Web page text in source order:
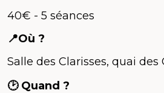
40€ - 5 séances
📍Où ?
Salle des Clarisses, quai des
🕑 Quand ?